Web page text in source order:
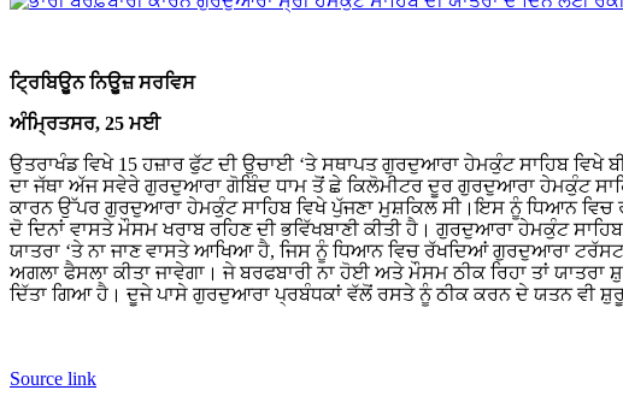
ਟ੍ਰਿਬਿਉੂਨ ਨਿਉੂਜ਼ ਸਰਵਿਸ
ਅੰਮ੍ਰਿਤਸਰ, 25 ਮਈ
ਉਤਰਾਖੰਡ ਵਿਖੇ 15 ਹਜ਼ਾਰ ਫੁੱਟ ਦੀ ਉਚਾਈ ‘ਤੇ ਸਥਾਪਤ ਗੁਰਦੁਆਰਾ ਹੇਮਕੁੰਟ ਸਾਹਿਬ
ਦਾ ਜੱਥਾ ਅੱਜ ਸਵੇਰੇ ਗੁਰਦੁਆਰਾ ਗੋਬਿੰਦ ਧਾਮ ਤੋਂ ਛੇ ਕਿਲੋਮੀਟਰ ਦੂਰ ਗੁਰਦੁਆਰਾ ਹੇਮਕੁੰਟ
ਕਾਰਨ ਉੱਪਰ ਗੁਰਦੁਆਰਾ ਹੇਮਕੁੰਟ ਸਾਹਿਬ ਵਿਖੇ ਪੁੱਜਣਾ ਮੁਸ਼ਕਿਲ ਸੀ।ਇਸ ਨੂੰ ਧਿਆਨ
ਦੋ ਦਿਨਾਂ ਵਾਸਤੇ ਮੌਸਮ ਖਰਾਬ ਰਹਿਣ ਦੀ ਭਵਿੱਖਬਾਣੀ ਕੀਤੀ ਹੈ। ਗੁਰਦੁਆਰਾ ਹੇਮਕੁੰਟ
ਯਾਤਰਾ ‘ਤੇ ਨਾ ਜਾਣ ਵਾਸਤੇ ਆਖਿਆ ਹੈ, ਜਿਸ ਨੂੰ ਧਿਆਨ ਵਿਚ ਰੱਖਦਿਆਂ ਗੁਰਦੁਆਰਾ
ਅਗਲਾ ਫੈਸਲਾ ਕੀਤਾ ਜਾਵੇਗਾ। ਜੇ ਬਰਫਬਾਰੀ ਨਾ ਹੋਈ ਅਤੇ ਮੌਸਮ ਠੀਕ ਰਿਹਾ ਤਾਂ
ਦਿੱਤਾ ਗਿਆ ਹੈ। ਦੂਜੇ ਪਾਸੇ ਗੁਰਦੁਆਰਾ ਪ੍ਰਬੰਧਕਾਂ ਵੱਲੋਂ ਰਸਤੇ ਨੂੰ ਠੀਕ ਕਰਨ ਦੇ ਯਤਨ ਵੀ
Source link